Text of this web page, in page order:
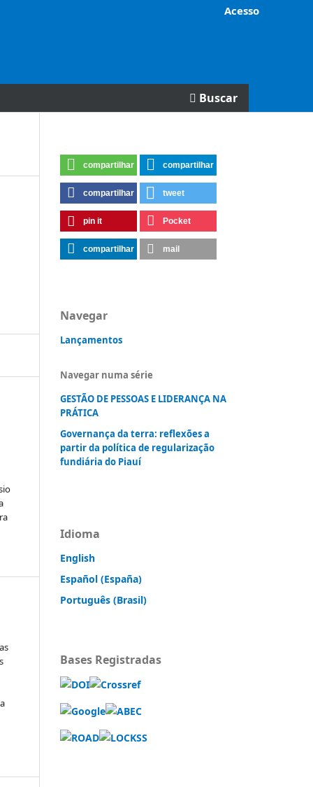
Buscar
Acesso
compartilhar compartilhar
compartilhar tweet
pin it Pocket
compartilhar mail
Navegar
Lançamentos
Navegar numa série
GESTÃO DE PESSOAS E LIDERANÇA NA
PRÁTICA
Governança da terra: reflexões a
partir da política de regularização
fundiária do Piauí
Idioma
English
Español (España)
Português (Brasil)
Bases Registradas